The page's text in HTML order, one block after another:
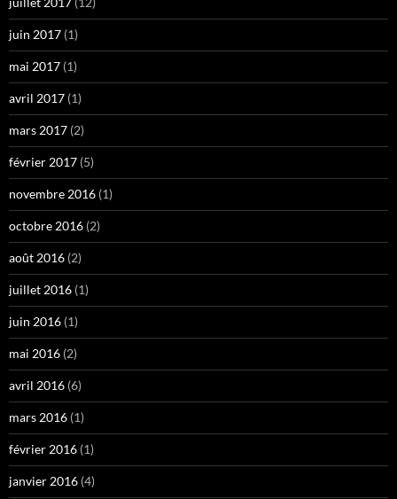
juin 2017 (1)
mai 2017 (1)
avril 2017 (1)
mars 2017 (2)
février 2017 (5)
novembre 2016 (1)
octobre 2016 (2)
août 2016 (2)
juillet 2016 (1)
juin 2016 (1)
mai 2016 (2)
avril 2016 (6)
mars 2016 (1)
février 2016 (1)
janvier 2016 (4)